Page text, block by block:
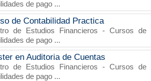
de pago ...
de Contabilidad Practica
de Estudios Financieros - Cursos de
de pago ...
en Auditoria de Cuentas
de Estudios Financieros - Cursos de
de pago ...